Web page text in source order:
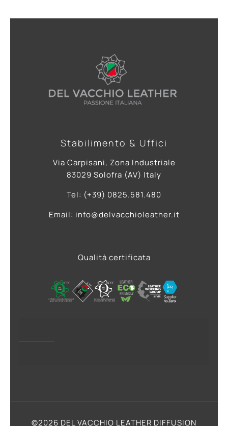
Stabilimento & Uffici
Via Carpisani, Zona Industriale
83029 Solofra (AV) Italy
Tel: (+39) 0825.581.480
Email: info@delvacchioleather.it
Qualità certificata
©2026 DEL VACCHIO LEATHER DIFFUSION